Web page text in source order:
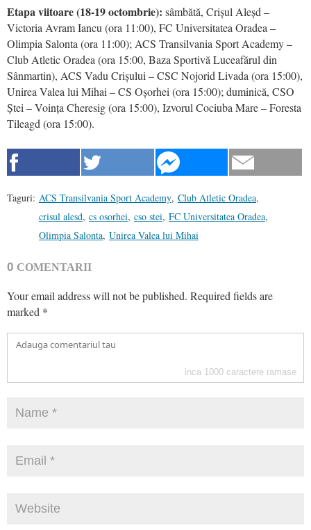
Etapa viitoare (18-19 octombrie): sâmbătă, Crișul Aleșd –
Victoria Avram Iancu (ora 11:00), FC Universitatea Oradea –
Olimpia Salonta (ora 11:00); ACS Transilvania Sport Academy –
Club Atletic Oradea (ora 15:00, Baza Sportivă Luceafărul din
Sânmartin), ACS Vadu Crișului – CSC Nojorid Livada (ora 15:00),
Unirea Valea lui Mihai – CS Oșorhei (ora 15:00); duminică, CSO
Ștei – Voința Cheresig (ora 15:00), Izvorul Cociuba Mare – Foresta
Tileagd (ora 15:00).
Taguri: ACS Transilvania Sport Academy, Club Atletic Oradea,
crisul alesd, cs osorhei, cso stei, FC Universitatea Oradea,
Olimpia Salonta, Unirea Valea lui Mihai
0 COMENTARII
Your email address will not be published. Required fields are
marked *
inca 1000 caractere ramase